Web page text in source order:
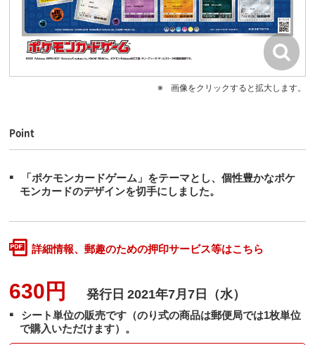
画像をクリックすると拡大します。
Point
「ポケモンカードゲーム」をテーマとし、個性豊かなポケ
モンカードのデザインを切手にしました。
詳細情報、郵趣のための押印サービス等はこちら
630円 発行日 2021年7月7日（水）
シート単位の販売です（のり式の商品は郵便局では1枚単位
で購入いただけます）。